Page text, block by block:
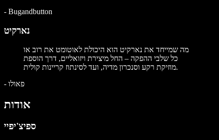
- Bugandbutton
נארקיט
מה שמייחד את נארקיט הוא היכולת לאוטומט את רוב או
כל שלבי ההפקה – החל מיצירת ויזואליים, דרך הוספת
מוזיקת רקע וסנכרון מדיה, ועד לסינתוז קריינות קולית.
- פאולו
אודות
ספיצ'יפיי